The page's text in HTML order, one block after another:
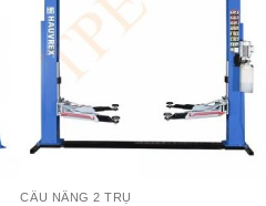
CẦU NÂNG 2 TRỤ